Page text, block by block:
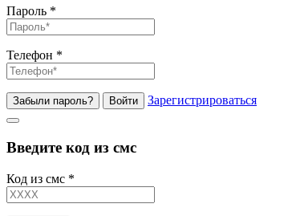
Пароль *
Телефон *
Забыли пароль? Войти Зарегистрироваться
Введите код из смс
Код из смс *